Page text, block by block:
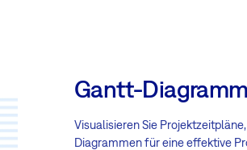
Gantt-
Visualisieren Sie
Diagrammen für eine effektive